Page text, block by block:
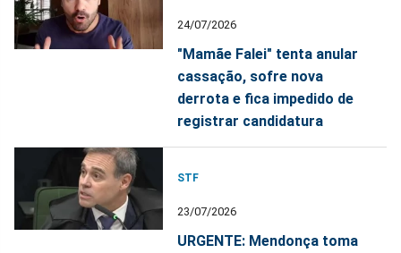
24/07/2026
"Mamãe Falei" tenta anular
cassação, sofre nova
derrota e fica impedido de
registrar candidatura
STF
23/07/2026
URGENTE: Mendonça toma